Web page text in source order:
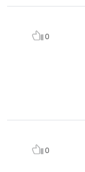
0
0